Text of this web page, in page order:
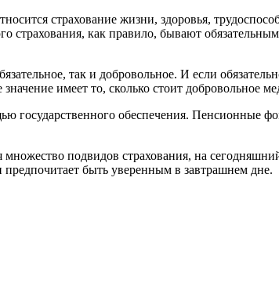
страхование жизни, здоровья,
страхования, как правило, бывают
так и добровольное. И если
имеет то, сколько стоит добровольное
государственного обеспечения. Пенсионные
подвидов страхования, на
быть уверенным в завтрашнем дне.